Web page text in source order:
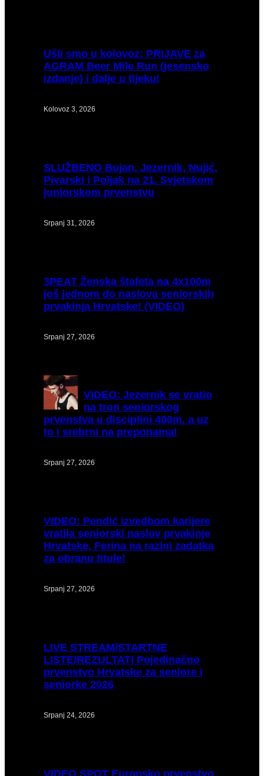
Ušli smo u kolovoz: PRIJAVE za
AGRAM Beer Mile Run (jesensko
izdanje) i dalje u tijeku!
Kolovoz 3, 2026
SLUŽBENO Bujan, Jezernik, Nujić,
Pivarski i Poljak na 21. Svjetskom
juniorskom prvenstvu
Srpanj 31, 2026
3PEAT Ženska štafeta na 4x100m
još jednom do naslova seniorskih
prvakinja Hrvatske! (VIDEO)
Srpanj 27, 2026
VIDEO: Jezernik se vratio
na tron seniorskog
prvenstva u disciplini 400m, a uz
to i srebrni na preponama!
Srpanj 27, 2026
VIDEO: Pendić izvedbom karijere
vratila seniorski naslov prvakinje
Hrvatske, Ferina na razini zadatka
za obranu titule!
Srpanj 27, 2026
LIVE STREAM/STARTNE
LISTE/REZULTATI Pojedinačno
prvenstvo Hrvatske za seniore i
seniorke 2026
Srpanj 24, 2026